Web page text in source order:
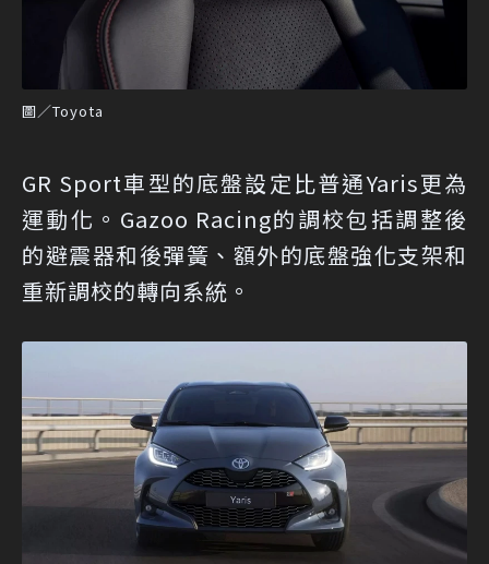
圖／Toyota
GR Sport車型的底盤設定比普通Yaris更為
運動化。Gazoo Racing的調校包括調整後
的避震器和後彈簧、額外的底盤強化支架和
重新調校的轉向系統。